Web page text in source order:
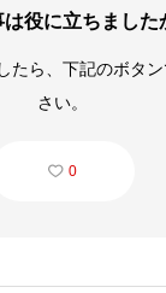
は役に立ちました
たら、下記のボタ
さい。
0